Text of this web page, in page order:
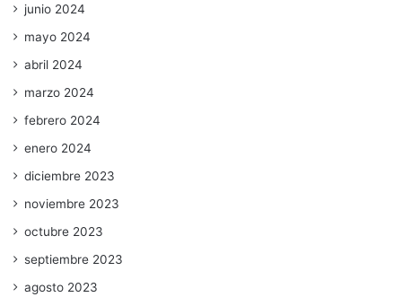
junio 2024
mayo 2024
abril 2024
marzo 2024
febrero 2024
enero 2024
diciembre 2023
noviembre 2023
octubre 2023
septiembre 2023
agosto 2023